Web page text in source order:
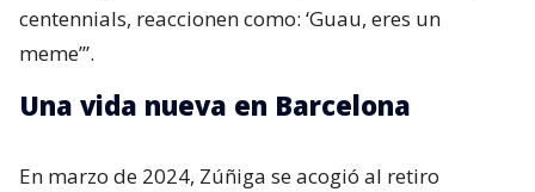
centennials, reaccionen como: ‘Guau, eres un
meme’”.
Una vida nueva en Barcelona
En marzo de 2024, Zúñiga se acogió al retiro